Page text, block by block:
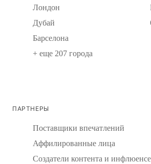
Лондон
Дубай
Барселона
+ еще 207 города
ПАРТНЕРЫ
Поставщики впечатлений
Аффилированные лица
Создатели контента и